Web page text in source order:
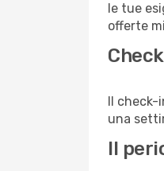
le tue
offerte
Il check-
una
Il